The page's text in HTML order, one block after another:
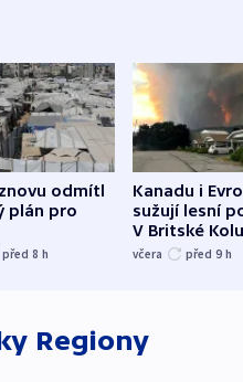
odmítl
plán pro
před 8 h
Kanadu i
sužují lesní
V Britské
evakuovali
včera před 9 h
Regiony